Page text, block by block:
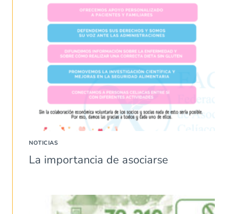
NOTICIAS
La importancia de asociarse